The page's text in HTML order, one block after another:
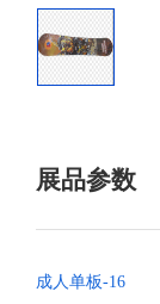
展品参数
成人单板-16